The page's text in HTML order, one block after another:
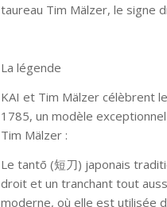
taureau Tim Mälzer, le signe
La légende
KAI et Tim Mälzer célèbrent
1785, un modèle
Tim Mälzer :
Le tantō (短刀) japonais
droit et un tranchant tout
moderne, où elle est utilisée